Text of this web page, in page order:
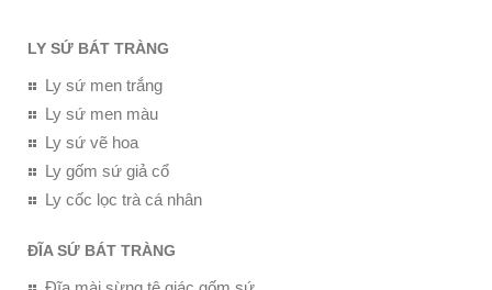
LY SỨ BÁT TRÀNG
Ly sứ men trắng
Ly sứ men màu
Ly sứ vẽ hoa
Ly gốm sứ giả cổ
Ly cốc lọc trà cá nhân
ĐĨA SỨ BÁT TRÀNG